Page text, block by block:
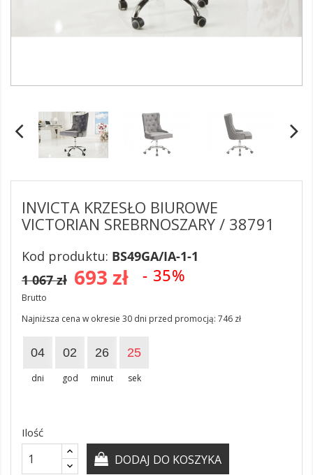
INVICTA KRZESŁO BIUROWE
VICTORIAN SREBRNOSZARY / 38791
Kod produktu: BS49GA/IA-1-1
693 zł - 35%
1 067 zł
Brutto
Najniższa cena w okresie 30 dni przed promocją: 746 zł
04
dni
02
god
26
minut
24
sek
Ilość
DODAJ DO KOSZYKA